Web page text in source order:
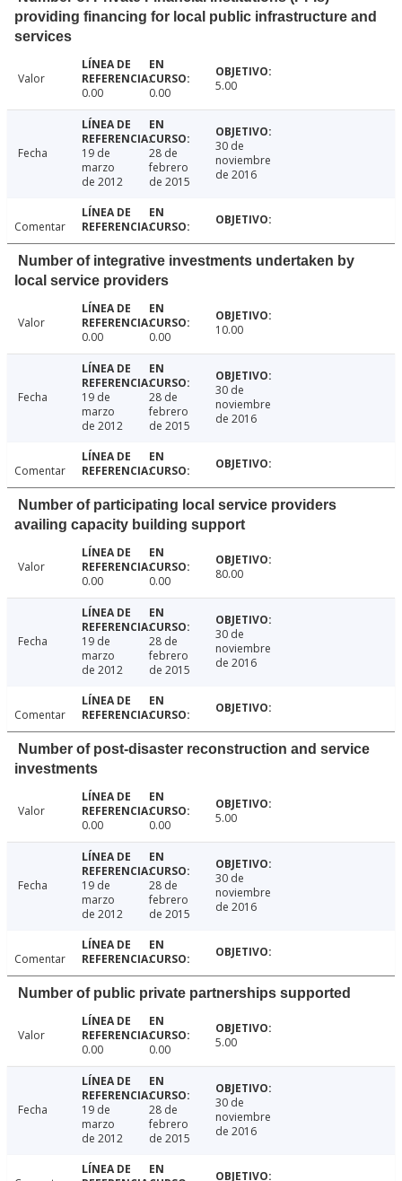
providing financing for local public infrastructure and
services
Valor
0.00
0.00 5.00
Fecha
19 de
marzo
de 2012
28 de
febrero
de 2015
30 de
noviembre
de 2016
Comentar
Number of integrative investments undertaken by
local service providers
Valor
0.00
0.00 10.00
Fecha
19 de
marzo
de 2012
28 de
febrero
de 2015
30 de
noviembre
de 2016
Comentar
Number of participating local service providers
availing capacity building support
Valor
0.00
0.00 80.00
Fecha
19 de
marzo
de 2012
28 de
febrero
de 2015
30 de
noviembre
de 2016
Comentar
Number of post-disaster reconstruction and service
investments
Valor
0.00
0.00 5.00
Fecha
19 de
marzo
de 2012
28 de
febrero
de 2015
30 de
noviembre
de 2016
Comentar
Number of public private partnerships supported
Valor
0.00
0.00 5.00
Fecha
19 de
marzo
de 2012
28 de
febrero
de 2015
30 de
noviembre
de 2016